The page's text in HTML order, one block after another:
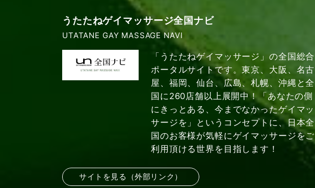
うたたねゲイマッサージ全国ナビ
UTATANE GAY MASSAGE NAVI
「うたたねゲイマッサージ」の全国総合
ポータルサイトです。東京、大阪、名古
屋、福岡、仙台、広島、札幌、沖縄と全
国に260店舗以上展開中！「あなたの側
にきっとある、今までなかったゲイマッ
サージを」というコンセプトに、日本全
国のお客様が気軽にゲイマッサージをご
利用頂ける世界を目指します！
サイトを見る（外部リンク）